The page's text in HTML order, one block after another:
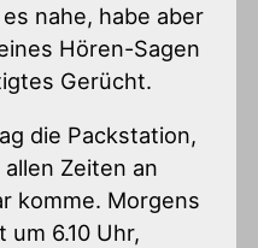
nahe, habe aber
Hören-Sagen
Gerücht.
die Packstation,
Zeiten an
komme. Morgens
6.10 Uhr,